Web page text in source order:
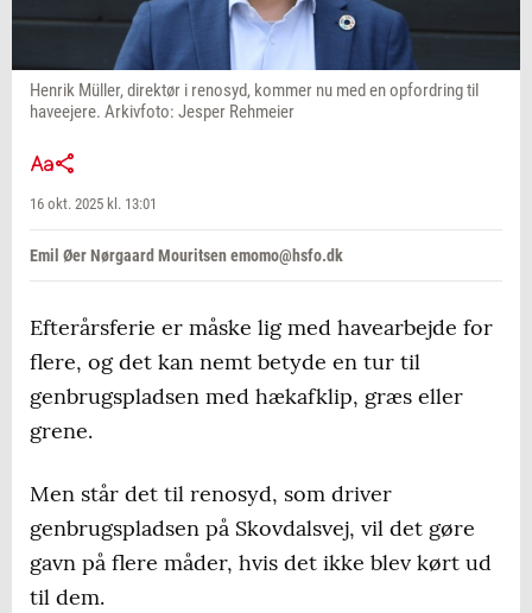
Henrik Müller, direktør i renosyd, kommer nu med en opfordring til
haveejere. Arkivfoto: Jesper Rehmeier
16 okt. 2025 kl. 13:01
Emil Øer Nørgaard Mouritsen emomo@hsfo.dk
Efterårsferie er måske lig med havearbejde for
flere, og det kan nemt betyde en tur til
genbrugspladsen med hækafklip, græs eller
grene.
Men står det til renosyd, som driver
genbrugspladsen på Skovdalsvej, vil det gøre
gavn på flere måder, hvis det ikke blev kørt ud
til dem.